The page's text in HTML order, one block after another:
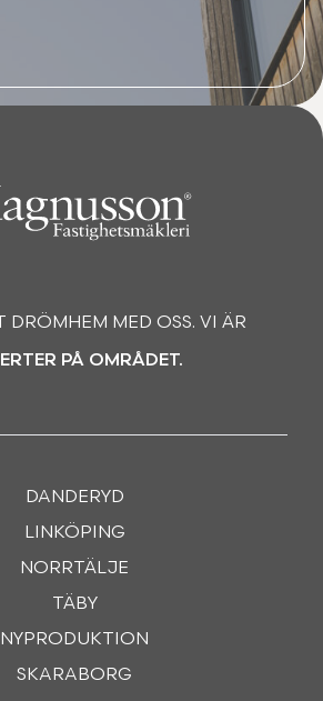
DRÖMHEM MED OSS. VI ÄR
PÅ OMRÅDET.
DANDERYD
LINKÖPING
NORRTÄLJE
TÄBY
NYPRODUKTION
SKARABORG